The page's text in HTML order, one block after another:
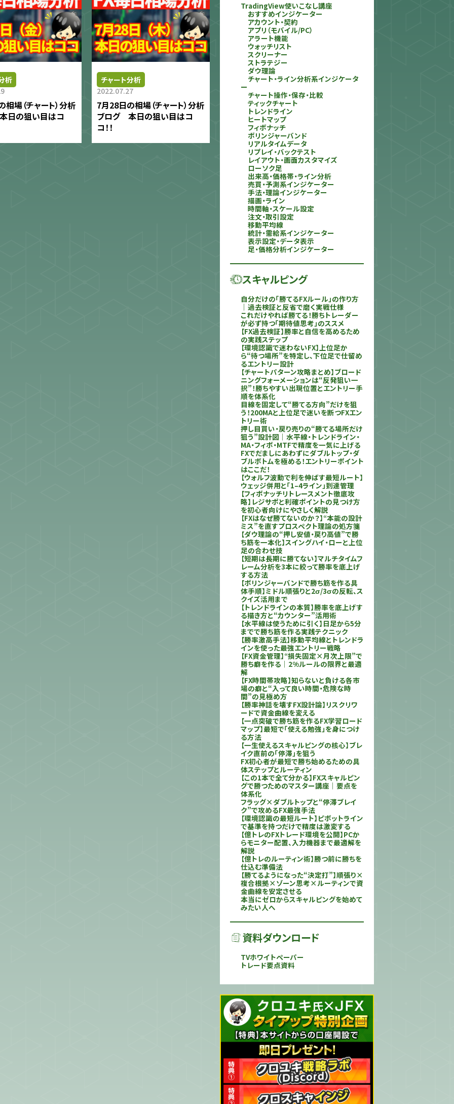
析
場（チャート）分析
日の狙い目はコ
チャート分析
2022.07.27
7月28日の相場（チャート）分析
ブログ 本日の狙い目はコ
コ！！
TradingView使いこなし講座
おすすめインジケーター
アカウント・契約
アプリ（モバイル/PC）
アラート機能
ウォッチリスト
スクリーナー
ストラテジー
ダウ理論
チャート・ライン分析系インジケータ
ー
チャート操作・保存・比較
ティックチャート
トレンドライン
ヒートマップ
フィボナッチ
ボリンジャーバンド
リアルタイムデータ
リプレイ・バックテスト
レイアウト・画面カスタマイズ
ローソク足
出来高・価格帯・ライン分析
売買・予測系インジケーター
手法・理論インジケーター
描画・ライン
時間軸・スケール設定
注文・取引設定
移動平均線
統計・需給系インジケーター
表示設定・データ表示
足・価格分析インジケーター
スキャルピング
自分だけの「勝てるFXルール」の作り方
｜過去検証と反省で磨く実戦仕様
これだけやれば勝てる！勝ちトレーダー
が必ず持つ「期待値思考」のススメ
【FX過去検証】勝率と自信を高めるため
の実践ステップ
【環境認識で迷わないFX】上位足か
ら“待つ場所”を特定し、下位足で仕留め
るエントリー設計
【チャートパターン攻略まとめ】ブロード
ニングフォーメーションは“反発狙い一
択”！勝ちやすい出現位置とエントリー手
順を体系化
目線を固定して“勝てる方向”だけを狙
う！200MAと上位足で迷いを断つFXエン
トリー術
押し目買い・戻り売りの“勝てる場所だけ
狙う”設計図｜水平線・トレンドライン・
MA・フィボ・MTFで精度を一気に上げる
FXでだましにあわずにダブルトップ・ダ
ブルボトムを極める！エントリーポイント
はここだ！
【ウォルフ波動で利を伸ばす最短ルート】
ウェッジ併用と「1–4ライン」到達管理
【フィボナッチリトレースメント徹底攻
略】レジサポと利確ポイントの見つけ方
を初心者向けにやさしく解説
【FXはなぜ勝てないのか？】“本能の設計
ミス”を直すプロスペクト理論の処方箋
【ダウ理論の“押し安値・戻り高値”で勝
ち筋を一本化】スイングハイ・ローと上位
足の合わせ技
【短期は長期に勝てない】マルチタイムフ
レーム分析を3本に絞って勝率を底上げ
する方法
【ボリンジャーバンドで勝ち筋を作る具
体手順】ミドル順張りと2σ/3σの反転、ス
クイズ活用まで
【トレンドラインの本質】勝率を底上げす
る描き方と“カウンター”活用術
【水平線は使うために引く】日足から5分
までで勝ち筋を作る実践テクニック
【勝率激高手法】移動平均線とトレンドラ
インを使った最強エントリー戦略
【FX資金管理】“損失固定×月次上限”で
勝ち癖を作る｜2%ルールの限界と最適
解
【FX時間帯攻略】知らないと負ける各市
場の癖と“入って良い時間・危険な時
間”の見極め方
【勝率神話を壊すFX設計論】リスクリワ
ードで資金曲線を変える
【一点突破で勝ち筋を作るFX学習ロード
マップ】最短で「使える勉強」を身につけ
る方法
【一生使えるスキャルピングの核心】ブレ
イク直前の「停滞」を狙う
FX初心者が最短で勝ち始めるための具
体ステップとルーティン
【この1本で全て分かる】FXスキャルピン
グで勝つためのマスター講座｜要点を
体系化
フラッグ×ダブルトップと“停滞ブレイ
ク”で攻めるFX最強手法
【環境認識の最短ルート】ピボットライン
で基準を持つだけで精度は激変する
【億トレのFXトレード環境を公開】PCか
らモニター配置、入力機器まで最適解を
解説
【億トレのルーティン術】勝つ前に勝ちを
仕込む準備法
【勝てるようになった“決定打”】順張り×
複合根拠×ゾーン思考×ルーティンで資
金曲線を安定させる
本当にゼロからスキャルピングを始めて
みたい人へ
資料ダウンロード
TVホワイトペーパー
トレード要点資料